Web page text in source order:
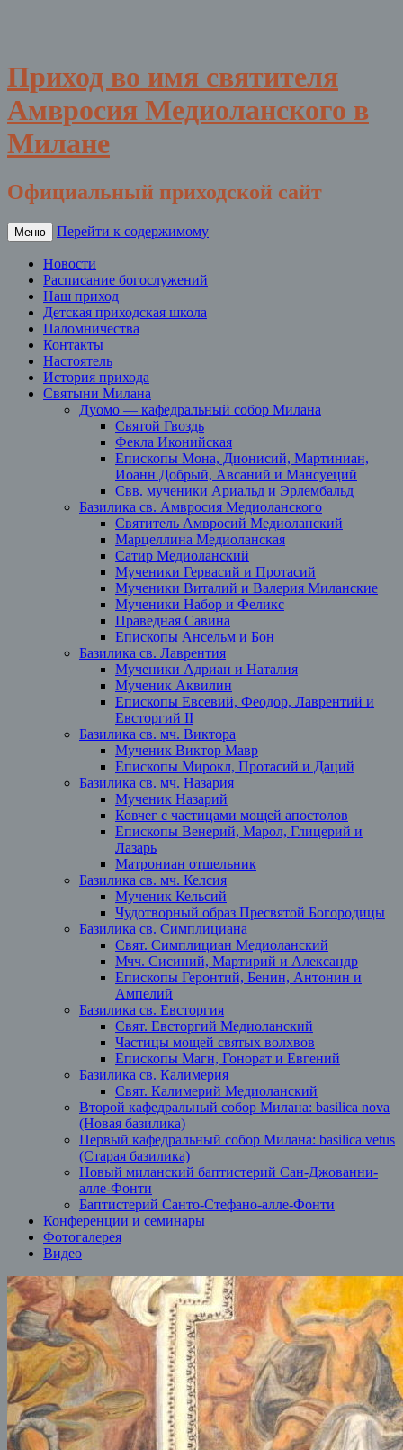
Приход во имя святителя
Амвросия Медиоланского в
Милане
Официальный приходской сайт
Меню Перейти к содержимому
Новости
Расписание богослужений
Наш приход
Детская приходская школа
Паломничества
Контакты
Настоятель
История прихода
Святыни Милана
Дуомо — кафедральный собор Милана
Святой Гвоздь
Фекла Иконийская
Епископы Мона, Дионисий, Мартиниан,
Иоанн Добрый, Авсаний и Мансуеций
Свв. мученики Ариальд и Эрлембальд
Базилика св. Амвросия Медиоланского
Святитель Амвросий Медиоланский
Марцеллина Медиоланская
Сатир Медиоланский
Мученики Гервасий и Протасий
Мученики Виталий и Валерия Миланские
Мученики Набор и Феликс
Праведная Савина
Епископы Ансельм и Бон
Базилика св. Лаврентия
Мученики Адриан и Наталия
Мученик Аквилин
Епископы Евсевий, Феодор, Лаврентий и
Евсторгий II
Базилика св. мч. Виктора
Мученик Виктор Мавр
Епископы Мирокл, Протасий и Даций
Базилика св. мч. Назария
Мученик Назарий
Ковчег с частицами мощей апостолов
Епископы Венерий, Марол, Глицерий и
Лазарь
Матрониан отшельник
Базилика св. мч. Келсия
Мученик Кельсий
Чудотворный образ Пресвятой Богородицы
Базилика св. Симплициана
Свят. Симплициан Медиоланский
Мчч. Сисиний, Мартирий и Александр
Епископы Геронтий, Бенин, Антонин и
Ампелий
Базилика св. Евсторгия
Свят. Евсторгий Медиоланский
Частицы мощей святых волхвов
Епископы Магн, Гонорат и Евгений
Базилика св. Калимерия
Свят. Калимерий Медиоланский
Второй кафедральный собор Милана: basilica nova
(Новая базилика)
Первый кафедральный собор Милана: basilica vetus
(Старая базилика)
Новый миланский баптистерий Сан-Джованни-
алле-Фонти
Баптистерий Санто-Стефано-алле-Фонти
Конференции и семинары
Фотогалерея
Видео